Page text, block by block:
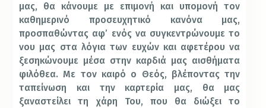
μας, θα κάνουμε με επιμονή και υπομονή τον
καθημερινό προσευχητικό κανόνα μας,
προσπαθώντας αφ’ ενός να συγκεντρώνουμε το
νου μας στα λόγια των ευχών και αφετέρου να
ξεσηκώνουμε μέσα στην καρδιά μας αισθήματα
φιλόθεα. Με τον καιρό ο Θεός, βλέποντας την
ταπείνωση και την καρτερία μας, θα μας
ξαναστείλει τη χάρη Του, που θα διώξει το